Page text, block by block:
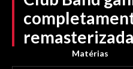
remasterizada
Matérias